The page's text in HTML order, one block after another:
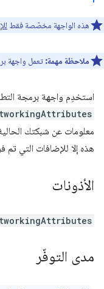
هذه الواجهة مخصّصة فقط
ملاحظة مهمة: تعمل واجهة
استخدِم واجهة برمجة
معلومات عن شبكتك
هذه إلا للإضافات التي
الأذونات
مدى التوفّر